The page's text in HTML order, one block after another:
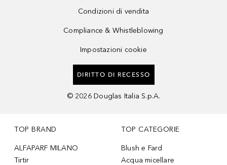
Condizioni di vendita
Compliance & Whistleblowing
Impostazioni cookie
DIRITTO DI RECESSO
© 2026 Douglas Italia S.p.A.
TOP BRAND
ALFAPARF MILANO
Tirtir
TOP CATEGORIE
Blush e Fard
Acqua micellare